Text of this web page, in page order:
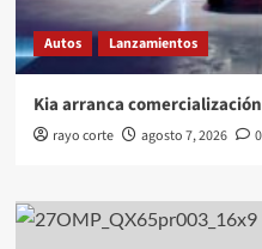
Autos Lanzamientos
Kia arranca
rayo corte agosto 7, 2026 0